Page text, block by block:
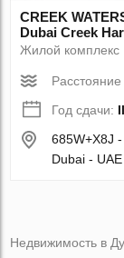
CREEK
Dubai Creek
Жилой комплекс
Год сдачи:
685W+X8J
Dubai - UAE
Недвижимость в